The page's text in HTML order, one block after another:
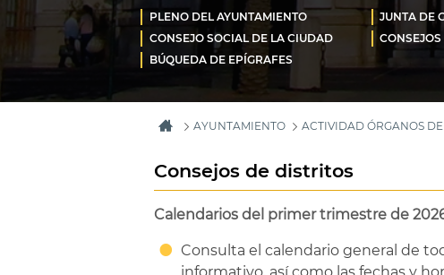
PLENO DEL AYUNTAMIENTO JUNTA DE
CONSEJO SOCIAL DE LA CIUDAD
BÚQUEDA DE EPÍGRAFES
AYUNTAMIENTO ACTIVIDAD ÓRGANOS
Consejos de distritos
Calendarios del primer trimestre de
Consulta el calendario general de